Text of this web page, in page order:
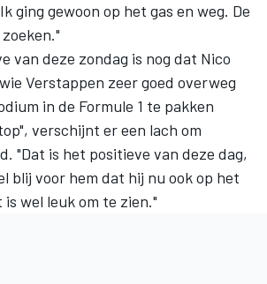
ging gewoon op het gas en weg. De
van deze zondag is nog dat Nico
Verstappen zeer goed overweg
in de Formule 1 te pakken
verschijnt er een lach om
"Dat is het positieve van deze dag,
blij voor hem dat hij nu ook op het
wel leuk om te zien."